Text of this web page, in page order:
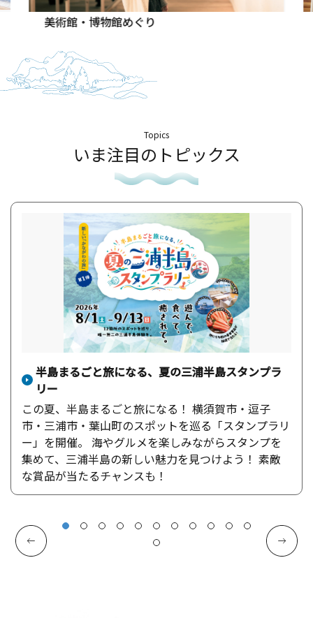
美術館・博物館めぐり
Topics
いま注目のトピックス
半島まるごと旅になる、夏の三浦半島スタンプラ
リー
この夏、半島まるごと旅になる！ 横須賀市・逗子
市・三浦市・葉山町のスポットを巡る「スタンプラリ
ー」を開催。 海やグルメを楽しみながらスタンプを
集めて、三浦半島の新しい魅力を見つけよう！ 素敵
な賞品が当たるチャンスも！